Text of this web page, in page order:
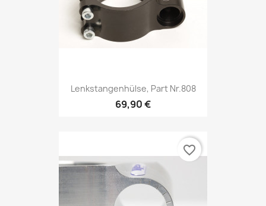
Lenkstangenhülse, Part Nr.808
69,90 €
favorite_border